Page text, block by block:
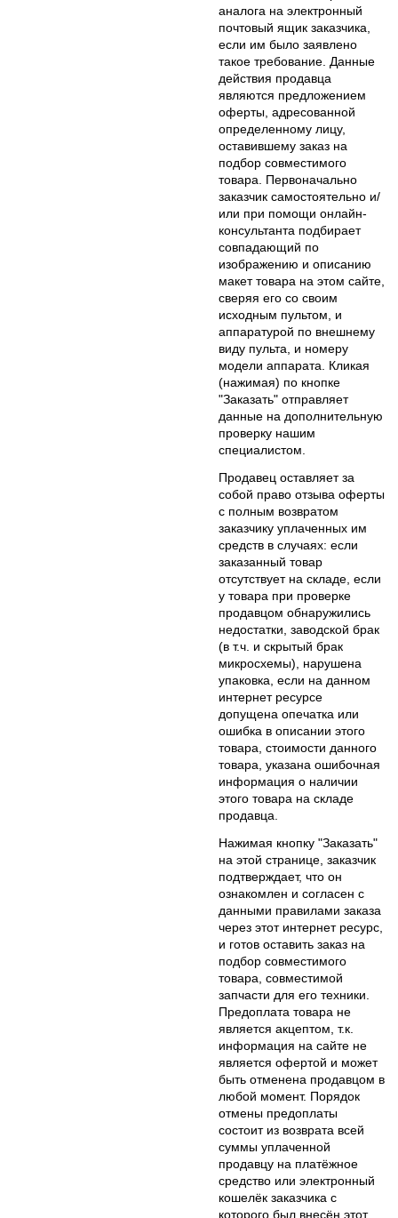
аналога на электронный
почтовый ящик заказчика,
если им было заявлено
такое требование. Данные
действия продавца
являются предложением
оферты, адресованной
определенному лицу,
оставившему заказ на
подбор совместимого
товара. Первоначально
заказчик самостоятельно и/
или при помощи онлайн-
консультанта подбирает
совпадающий по
изображению и описанию
макет товара на этом сайте,
сверяя его со своим
исходным пультом, и
аппаратурой по внешнему
виду пульта, и номеру
модели аппарата. Кликая
(нажимая) по кнопке
"Заказать" отправляет
данные на дополнительную
проверку нашим
специалистом.
Продавец оставляет за
собой право отзыва оферты
с полным возвратом
заказчику уплаченных им
средств в случаях: если
заказанный товар
отсутствует на складе, если
у товара при проверке
продавцом обнаружились
недостатки, заводской брак
(в т.ч. и скрытый брак
микросхемы), нарушена
упаковка, если на данном
интернет ресурсе
допущена опечатка или
ошибка в описании этого
товара, стоимости данного
товара, указана ошибочная
информация о наличии
этого товара на складе
продавца.
Нажимая кнопку "Заказать"
на этой странице, заказчик
подтверждает, что он
ознакомлен и согласен с
данными правилами заказа
через этот интернет ресурс,
и готов оставить заказ на
подбор совместимого
товара, совместимой
запчасти для его техники.
Предоплата товара не
является акцептом, т.к.
информация на сайте не
является офертой и может
быть отменена продавцом в
любой момент. Порядок
отмены предоплаты
состоит из возврата всей
суммы уплаченной
продавцу на платёжное
средство или электронный
кошелёк заказчика с
которого был внесён этот